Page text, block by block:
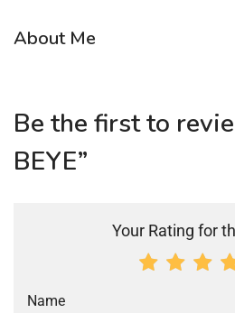
About Me
Be the first to
BEYE”
Your Rating for
Name